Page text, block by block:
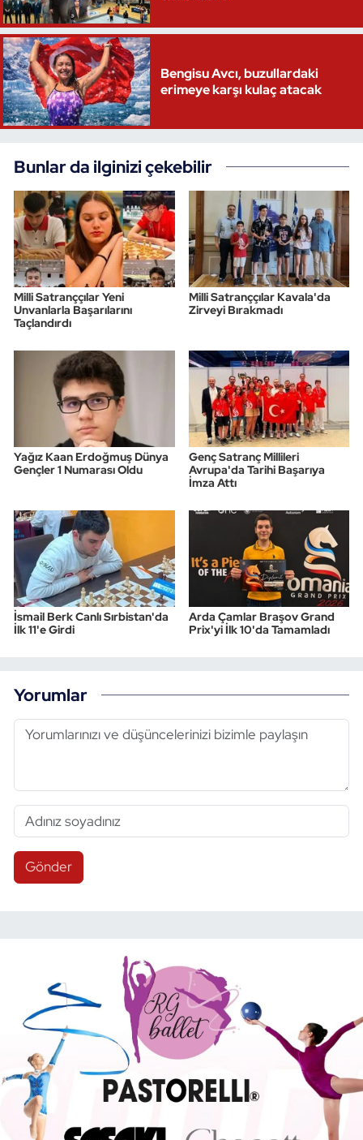
Bengisu Avcı, buzullardaki
erimeye karşı kulaç atacak
Bunlar da ilginizi çekebilir
Milli Satranççılar Yeni
Unvanlarla Başarılarını
Taçlandırdı
Milli Satranççılar Kavala'da
Zirveyi Bırakmadı
Yağız Kaan Erdoğmuş Dünya
Gençler 1 Numarası Oldu
Genç Satranç Millileri
Avrupa'da Tarihi Başarıya
İmza Attı
İsmail Berk Canlı Sırbistan'da
İlk 11'e Girdi
Arda Çamlar Braşov Grand
Prix'yi İlk 10'da Tamamladı
Yorumlar
Gönder